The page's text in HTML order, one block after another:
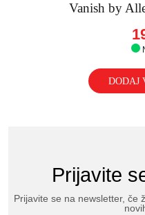
Vanish by
DODAJ
Prijavite
Prijavite se na newsletter, če